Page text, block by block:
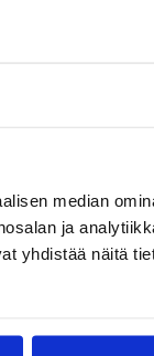
median
ja
yhdistää näitä